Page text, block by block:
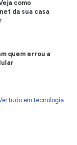
como
da sua casa
quem errou a
tudo em tecnologia